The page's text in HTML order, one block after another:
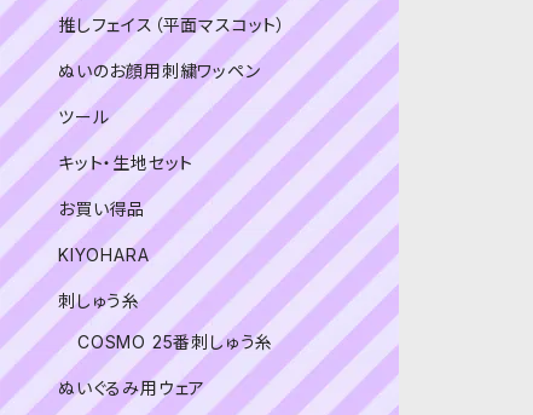
推しフェイス（平面マスコット）
ぬいのお顔用刺繍ワッペン
ツール
キット・生地セット
お買い得品
KIYOHARA
刺しゅう糸
COSMO 25番刺しゅう糸
ぬいぐるみ用ウェア